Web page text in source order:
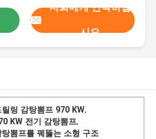
저희에게 연락하십
시오
릴링 감탕뽐프 970 KW,
KW 전기 감탕뽐프,
탕뽐프를 꿰뚫는 소형 구조